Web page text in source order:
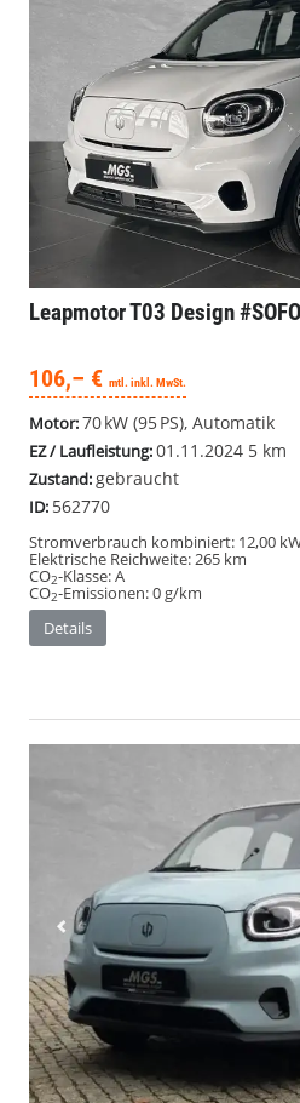
Leapmotor T03 Design
106,– € mtl. inkl. MwSt.
Motor:70 kW (95 PS), Automatik
EZ / Laufleistung:01.11.2024 5 km
Zustand: gebraucht
ID: 562770
Stromverbrauch kombiniert: 12,00
Elektrische Reichweite:265 km
CO2-Klasse:A
CO2-Emissionen:0 g/km
Details